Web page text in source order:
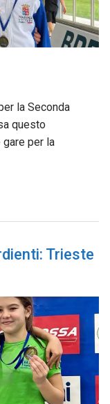
la Seconda
questo
per la
Trieste